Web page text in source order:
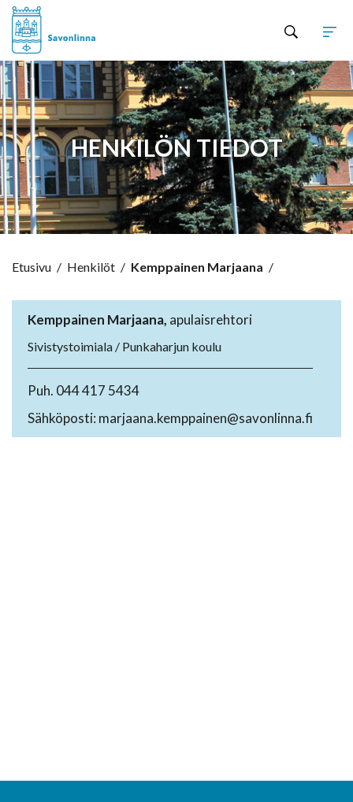
HENKILÖN TIEDOT
Etusivu / Henkilöt / Kemppainen Marjaana /
Kemppainen Marjaana, apulaisrehtori
Sivistystoimiala / Punkaharjun koulu
Puh. 044 417 5434
Sähköposti: marjaana.kemppainen@savonlinna.fi